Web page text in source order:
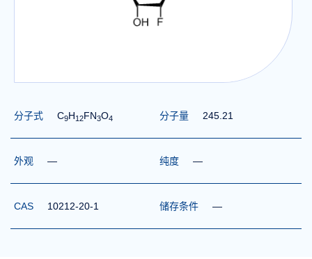
分子式 C9H12FN3O4 分子量 245.21
外观 — 纯度 —
CAS 10212-20-1 储存条件 —